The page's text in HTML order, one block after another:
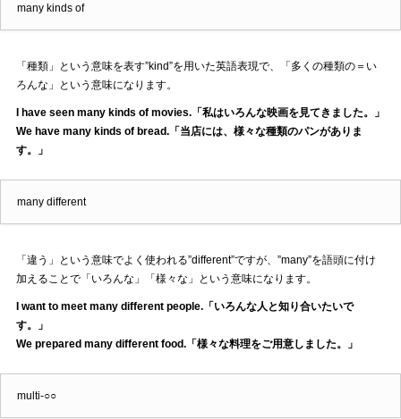
many kinds of
「種類」という意味を表す”kind”を用いた英語表現で、「多くの種類の＝い
ろんな」という意味になります。
I have seen many kinds of movies.「私はいろんな映画を見てきました。」
We have many kinds of bread.「当店には、様々な種類のパンがありま
す。」
many different
「違う」という意味でよく使われる”different”ですが、”many”を語頭に付け
加えることで「いろんな」「様々な」という意味になります。
I want to meet many different people.「いろんな人と知り合いたいで
す。」
We prepared many different food.「様々な料理をご用意しました。」
multi-○○